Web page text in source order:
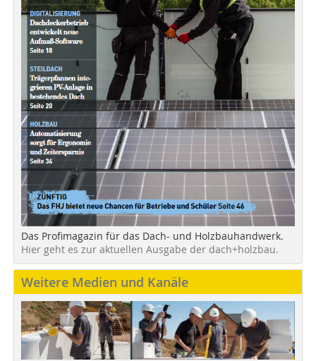
Das Profimagazin für das Dach- und Holzbauhandwerk.
Hier geht es zur aktuellen Ausgabe der dach+holzbau.
Weitere Medien und Kanäle